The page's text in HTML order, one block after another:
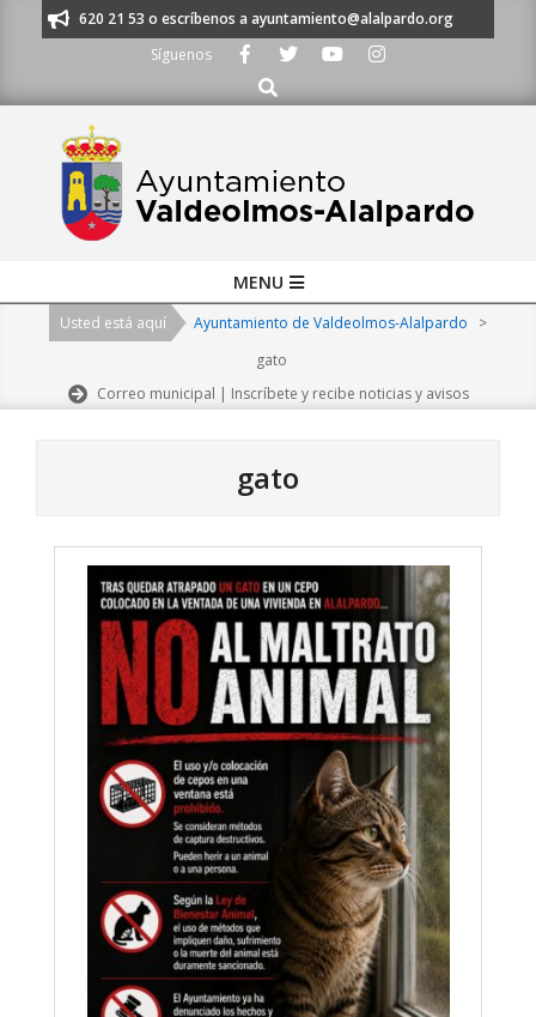
al 91 620 21 53 o escríbenos a ayuntamiento@alalpardo.org
Síguenos
Buscar
Navigation
MENU
Usted está aquí Ayuntamiento de Valdeolmos-Alalpardo
>
gato
Correo municipal | Inscríbete y recibe noticias y avisos
gato